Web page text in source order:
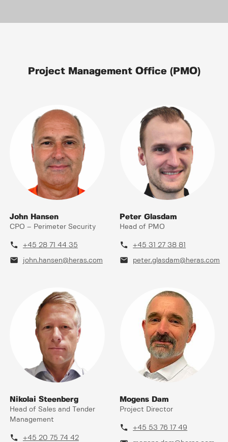
Project Management Office (PMO)
John Hansen
CPO – Perimeter Security
phone +45 28 71 44 35
mail john.hansen@heras.com
Peter Glasdam
Head of PMO
phone +45 31 27 38 81
mail peter.glasdam@heras.com
Nikolai Steenberg
Head of Sales and Tender
Management
phone +45 20 75 74 42
Mogens Dam
Project Director
phone +45 53 76 17 49